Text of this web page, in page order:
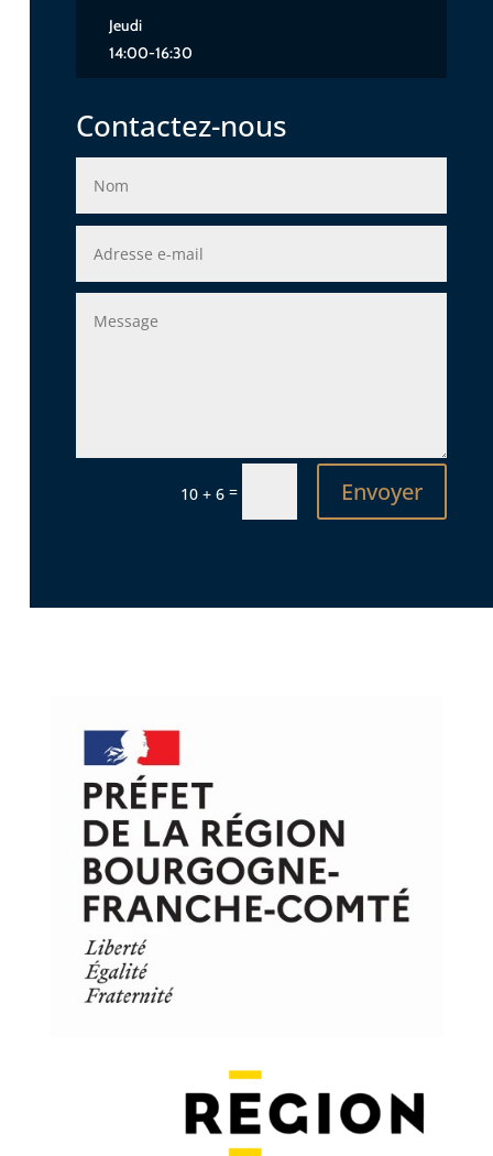
Jeudi
14:00-16:30
Contactez-nous
10 + 6= Envoyer